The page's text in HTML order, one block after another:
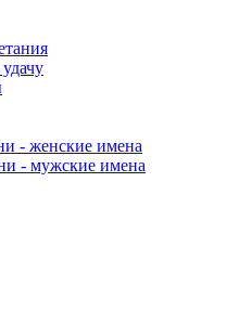
- женские имена
- мужские имена